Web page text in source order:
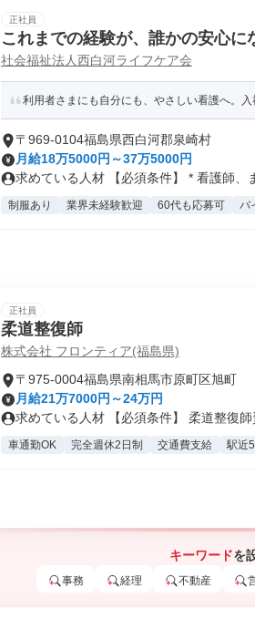
正社員
これまでの経験が、誰かの安心
社会福祉法人西白河ライフケア会
利用者さまにも自分にも、やさしい看護へ。入
〒969-0104福島県西白河郡泉崎村
月給18万5000円～37万5000円
求めている人材 【必須条件】 * 看護師、
制服あり 業界未経験歓迎 60代も応募可 バ
正社員
柔道整復師
株式会社 フロンティア(福島県)
〒975-0004福島県南相馬市原町区旭町
月給21万7000円～24万円
求めている人材 【必須条件】 柔道整復師
車通勤OK 完全週休2日制 交通費支給 駅近
キーワードを
事務 経理 不動産